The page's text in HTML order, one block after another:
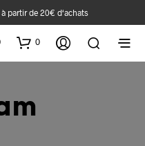
partir de 20€ d‘achats
0